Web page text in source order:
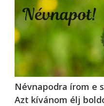
Névnapodra írom e
Azt kívánom élj